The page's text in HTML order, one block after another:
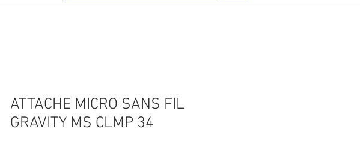
ATTACHE MICRO SANS FIL
GRAVITY MS CLMP 34